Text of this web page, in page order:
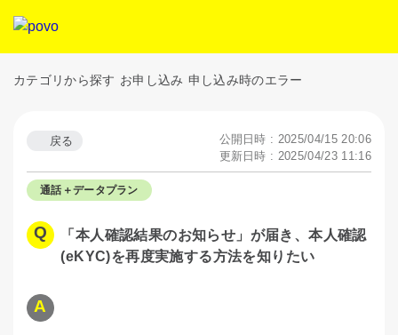
カテゴリから探す お申し込み 申し込み時のエラー
戻る
公開日時 : 2025/04/15 20:06
更新日時 : 2025/04/23 11:16
通話＋データプラン
「本人確認結果のお知らせ」が届き、本人確認
(eKYC)を再度実施する方法を知りたい